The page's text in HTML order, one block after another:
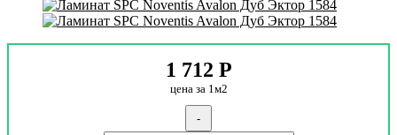
1 712 Р
цена за 1м2
-